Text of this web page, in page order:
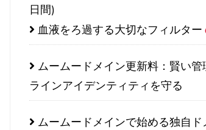
日間)
血液をろ過する大切なフィルター
ムームードメイン更新料：賢い管
ラインアイデンティティを守る
ムームードメインで始める独自ド